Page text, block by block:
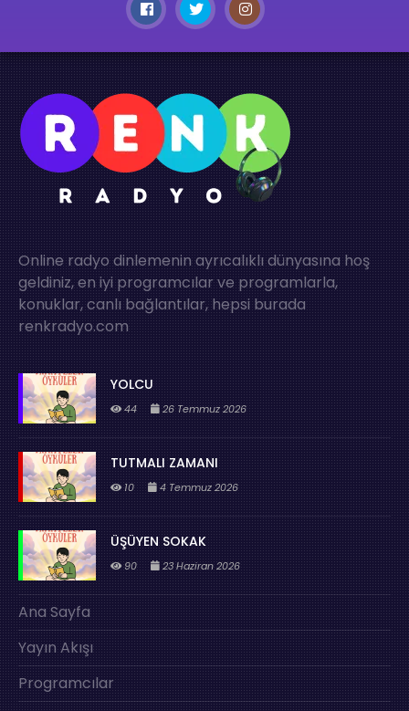
Online radyo dinlemenin ayrıcalıklı dünyasına hoş
geldiniz, en iyi programcılar ve programlarla,
konuklar, canlı bağlantılar, hepsi burada
renkradyo.com
YOLCU
44 26 Temmuz 2026
TUTMALI ZAMANI
10 4 Temmuz 2026
ÜŞÜYEN SOKAK
90 23 Haziran 2026
Ana Sayfa
Yayın Akışı
Programcılar